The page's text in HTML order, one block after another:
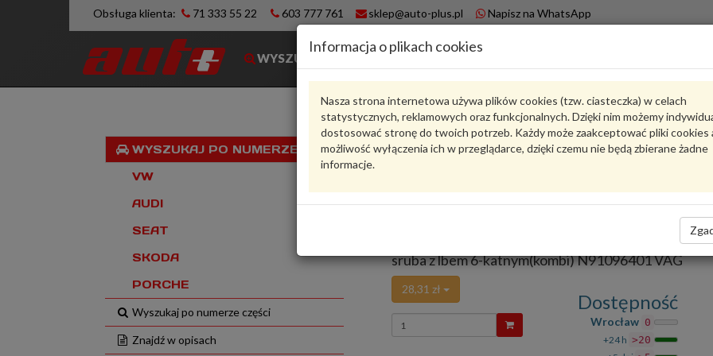
Obsługa klienta: 71 333 55 22 603 777 761 sklep@auto-plus.pl Napisz na WhatsApp
WYSZUKIWARKA
Informacja o plikach cookies
Nasza strona internetowa używa plików cookies (tzw. ciasteczka) w celach
statystycznych, reklamowych oraz funkcjonalnych. Dzięki nim możemy
dostosować stronę do twoich potrzeb. Każdy może zaakceptować pliki cookies
możliwość wyłączenia ich w przeglądarce, dzięki czemu nie będą zbierane żadne
informacje.
WYSZUKAJ PO NUMERZE VIN
VW
AUDI
SEAT
SKODA
PORCHE
Wyszukaj po numerze części
Znajdź w opisach
Karta produktu
VAG - produkt oryginalny VW AUDI SEAT SKODA
, oddano głosów:2
sruba z lbem 6-katnym(kombi) N91096401 VAG
28,31 zł
Wprowadź
ilość
Dostępność
Wrocław 0
+24 h >20